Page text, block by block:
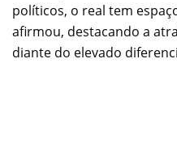
políticos, o real tem
afirmou, destacando a
diante do elevado